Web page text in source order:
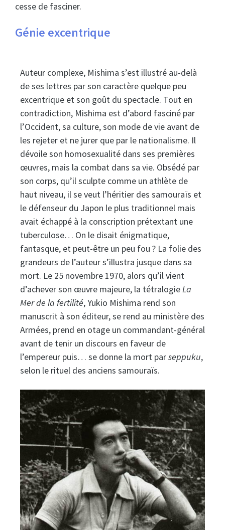
cesse de fasciner.
Génie excentrique​
Auteur complexe, Mishima s’est illustré au-delà
de ses lettres par son caractère quelque peu
excentrique et son goût du spectacle. Tout en
contradiction, Mishima est d’abord fasciné par
l’Occident, sa culture, son mode de vie avant de
les rejeter et ne jurer que par le nationalisme. Il
dévoile son homosexualité dans ses premières
œuvres, mais la combat dans sa vie. Obsédé par
son corps, qu’il sculpte comme un athlète de
haut niveau, il se veut l’héritier des samouraïs et
le défenseur du Japon le plus traditionnel mais
avait échappé à la conscription prétextant une
tuberculose… On le disait énigmatique,
fantasque, et peut-être un peu fou ? La folie des
grandeurs de l’auteur s’illustra jusque dans sa
mort. Le 25 novembre 1970, alors qu’il vient
d’achever son œuvre majeure, la tétralogieLa
Mer de la fertilité, Yukio Mishima rend son
manuscrit à son éditeur, se rend au ministère des
Armées, prend en otage un commandant-général
avant de tenir un discours en faveur de
l’empereur puis… se donne la mort parseppuku,
selon le rituel des anciens samouraïs.